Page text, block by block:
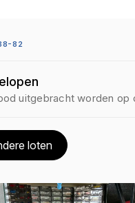
82
uitgebracht worden op
loten